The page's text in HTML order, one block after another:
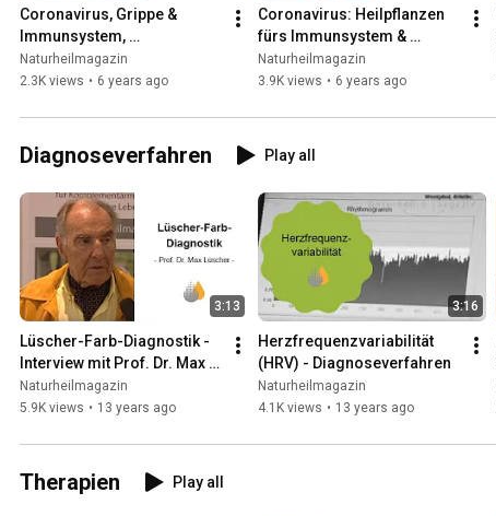
Coronavirus, Grippe &
Immunsystem,
Naturheilkundliche
Behandlung und Prävention
Naturheilmagazin
2.3K views • 6 years ago
Coronavirus: Heilpflanzen
fürs Immunsystem &
Behandlung von Corona &
Grippe - mit Dieter Berweiler
Naturheilmagazin
3.9K views • 6 years ago
Diagnoseverfahren Play all
3:13
Lüscher-Farb-Diagnostik -
Interview mit Prof. Dr. Max
Lüscher
Naturheilmagazin
5.9K views • 13 years ago
3:16
Herzfrequenzvariabilität
(HRV) - Diagnoseverfahren
Naturheilmagazin
4.1K views • 13 years ago
Therapien Play all